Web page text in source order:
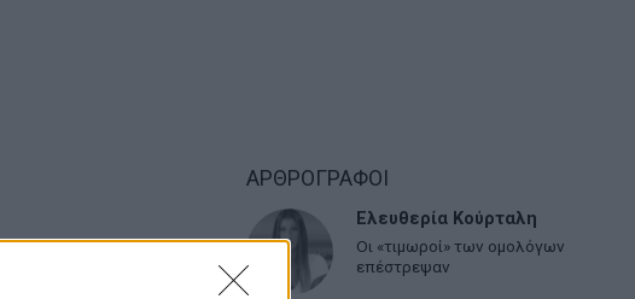
ΑΡΘΡΟΓΡΑΦΟΙ
Ελευθερία Κούρταλη
Οι «τιμωροί» των ομολόγων
επέστρεψαν